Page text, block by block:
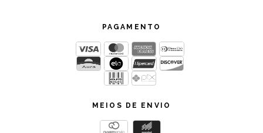
PAGAMENTO
MEIOS DE ENVIO